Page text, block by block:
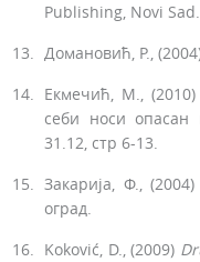
Publishing, Novi Sad.
Домановић, Р.,
Екмечић, М.,
себи носи опасан
31.12, стр 6-13.
Закарија, Ф., (2004)
оград.
Koković, D., (2009)